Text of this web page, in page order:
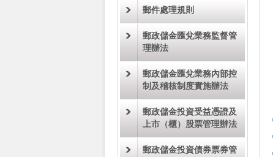
郵件處理規則
郵政儲金匯兌業務監督管
理辦法
郵政儲金匯兌業務內部控
制及稽核制度實施辦法
郵政儲金投資受益憑證及
上市（櫃）股票管理辦法
郵政儲金投資債券票券管